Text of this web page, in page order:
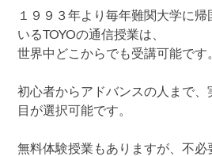
１９９３年より毎年難関大学に
いるTOYOの通信授業は、
世界中どこからでも受講可能です
初心者からアドバンスの人まで
目が選択可能です。
無料体験授業もありますが、不必